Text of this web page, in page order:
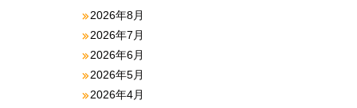
2026年8月
2026年7月
2026年6月
2026年5月
2026年4月